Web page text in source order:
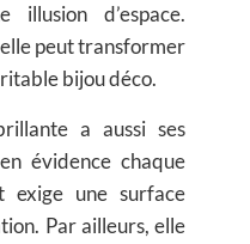
d’espace.
peut transformer
bijou déco.
a aussi ses
évidence chaque
exige une surface
Par ailleurs, elle